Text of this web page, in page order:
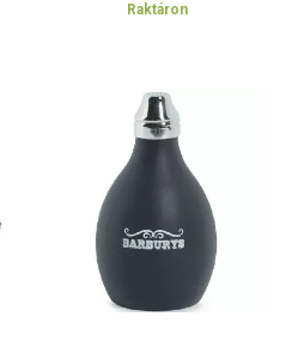
Raktáron